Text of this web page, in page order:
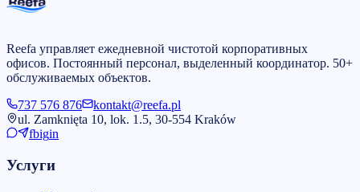
Reefa управляет ежедневной чистотой корпоративных
офисов. Постоянный персонал, выделенный координатор. 50+
обслуживаемых объектов.
737 576 876
kontakt@reefa.pl
ul. Zamknięta 10, lok. 1.5, 30-554 Kraków
fbigin
Услуги